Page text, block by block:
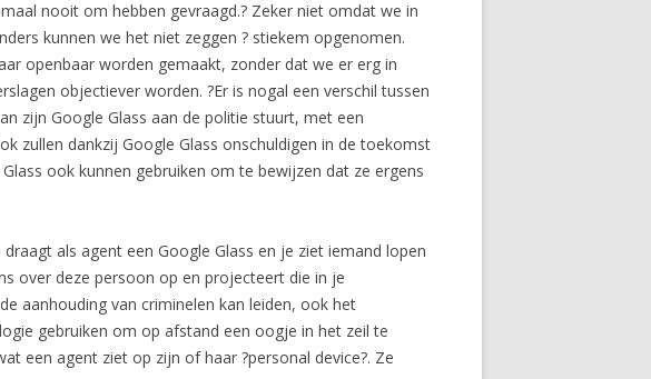
nooit om hebben gevraagd.? Zeker niet omdat we in
kunnen we het niet zeggen ? stiekem opgenomen.
openbaar worden gemaakt, zonder dat we er erg in
objectiever worden. ?Er is nogal een verschil tussen
zijn Google Glass aan de politie stuurt, met een
zullen dankzij Google Glass onschuldigen in de toekomst
ook kunnen gebruiken om te bewijzen dat ze ergens
als agent een Google Glass en je ziet iemand lopen
over deze persoon op en projecteert die in je
aanhouding van criminelen kan leiden, ook het
gebruiken om op afstand een oogje in het zeil te
een agent ziet op zijn of haar ?personal device?. Ze